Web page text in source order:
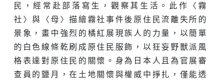
民，經常赴部落寫生，觀察其生活。此作〈霧
社〉與〈母〉描繪霧社事件後原住民流離失所的
景象，畫中強烈的橘紅展現族人的力量，以簡單
的白色線條乾刷成原住民服飾，以狂妄野獸派風
格表達對原住民的關懷。身為日本人且為官展審
查員的鹽月，在土地關懷與權威中掙扎，僅能透